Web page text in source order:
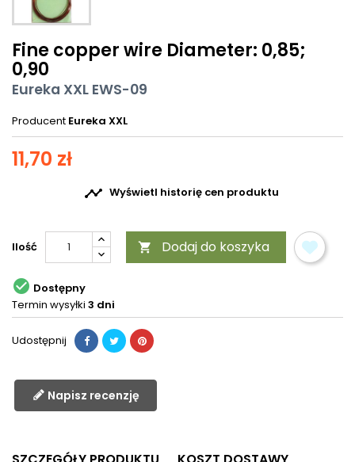
Fine copper wire Diameter: 0,85;
0,90
Eureka XXL EWS-09
Producent Eureka XXL
11,70 zł
 Wyświetl historię cen produktu
Ilość  Dodaj do koszyka
 Dostępny
Termin wysyłki 3 dni
Udostępnij
Napisz recenzję